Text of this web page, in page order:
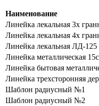
Наименование
Линейка лекальная 3х
Линейка лекальная 4х
Линейка лекальная ЛД-125
Линейка металлическая
Линейка бытовая
Линейка трехсторонняя
Шаблон радиусный №1
Шаблон радиусный №2